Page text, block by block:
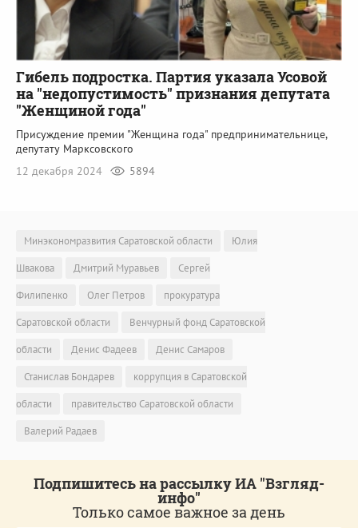
Гибель подростка. Партия указала Усовой
на "недопустимость" признания депутата
"Женщиной года"
Присуждение премии "Женщина года" предпринимательнице,
депутату Марксовского
12 декабря 2024
5894
Минэкономразвития Саратовской области
Юлия
Швакова
Дмитрий Муравьев
Сергей
Филипенко
Олег Петров
прокуратура
Саратовской области
Венчурный фонд Саратовской
области
Денис Фадеев
Денис Самаров
Станислав Бондарев
коррупция в Саратовской
области
правительство Саратовской области
Валерий Радаев
Подпишитесь на рассылку ИА "Взгляд-
инфо"
Только самое важное за день